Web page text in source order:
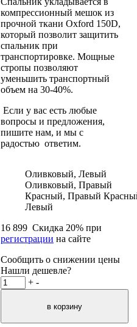
компрессионный мешок из
прочной ткани Oxford 150D,
который позволит защитить
спальник при
транспортировке. Мощные
стропы позволяют
уменьшить транспортный
объем на 30-40%.
Если у вас есть любые
вопросы и предложения,
пишите нам, и мы с
радостью ответим.
Оливковый, Левый
Оливковый, Правый
Красный, Правый
Левый
16 899 Скидка 20% при
регистрации на сайте
Сообщить о снижении цены
Нашли дешевле?
+ -